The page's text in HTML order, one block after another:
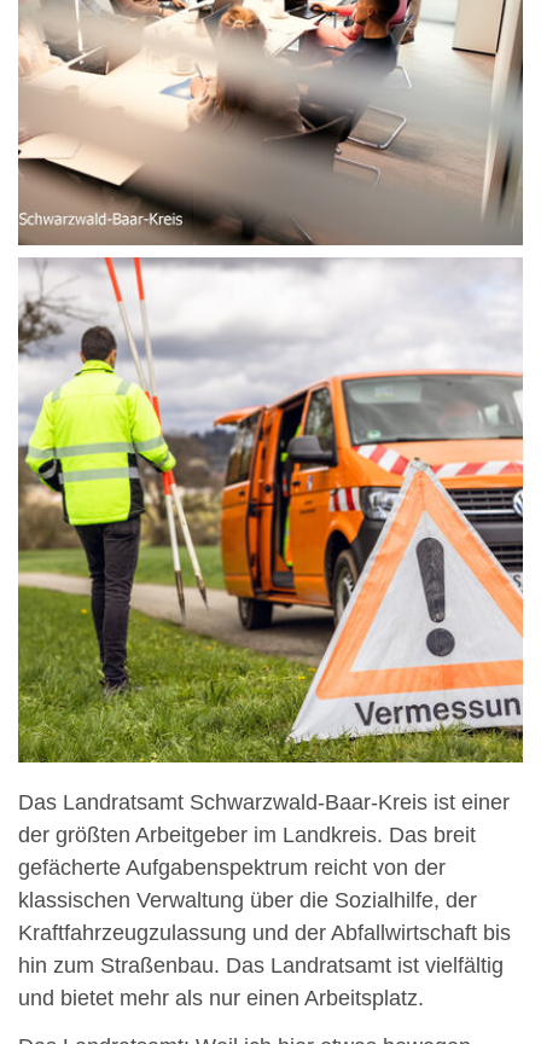
Das Landratsamt Schwarzwald-Baar-Kreis ist einer
der größten Arbeitgeber im Landkreis. Das breit
gefächerte Aufgabenspektrum reicht von der
klassischen Verwaltung über die Sozialhilfe, der
Kraftfahrzeugzulassung und der Abfallwirtschaft bis
hin zum Straßenbau. Das Landratsamt ist vielfältig
und bietet mehr als nur einen Arbeitsplatz.